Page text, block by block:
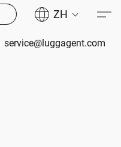
ZH
service@luggagent.com